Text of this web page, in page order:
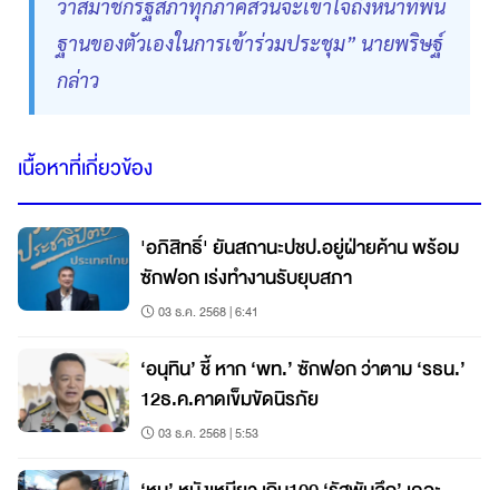
ว่าสมาชิกรัฐสภาทุกภาคส่วนจะเข้าใจถึงหน้าที่พื้น
ฐานของตัวเองในการเข้าร่วมประชุม” นายพริษฐ์
กล่าว
เนื้อหาที่เกี่ยวข้อง
'อภิสิทธิ์' ยันสถานะปชป.อยู่ฝ่ายค้าน พร้อม
ซักฟอก เร่งทำงานรับยุบสภา
03 ธ.ค. 2568 | 6:41
‘อนุทิน’ ชี้ หาก ‘พท.’ ซักฟอก ว่าตาม ‘รธน.’
12ธ.ค.คาดเข็มขัดนิรภัย
03 ธ.ค. 2568 | 5:53